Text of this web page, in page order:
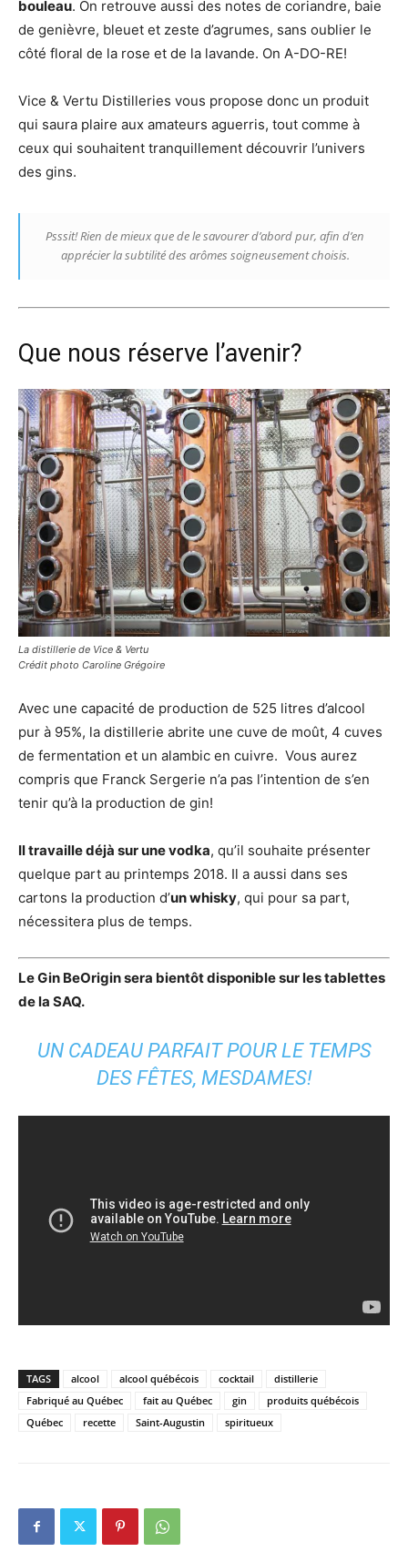
bouleau. On retrouve aussi des notes de coriandre, baie
de genièvre, bleuet et zeste d’agrumes, sans oublier le
côté floral de la rose et de la lavande. On A-DO-RE!
Vice & Vertu Distilleries vous propose donc un produit
qui saura plaire aux amateurs aguerris, tout comme à
ceux qui souhaitent tranquillement découvrir l’univers
des gins.
Psssit! Rien de mieux que de le savourer d’abord pur, afin d’en
apprécier la subtilité des arômes soigneusement choisis.
Que nous réserve l’avenir?
La distillerie de Vice & Vertu
Crédit photo Caroline Grégoire
Avec une capacité de production de 525 litres d’alcool
pur à 95%, la distillerie abrite une cuve de moût, 4 cuves
de fermentation et un alambic en cuivre. Vous aurez
compris que Franck Sergerie n’a pas l’intention de s’en
tenir qu’à la production de gin!
Il travaille déjà sur une vodka, qu’il souhaite présenter
quelque part au printemps 2018. Il a aussi dans ses
cartons la production d’un whisky, qui pour sa part,
nécessitera plus de temps.
Le Gin BeOrigin sera bientôt disponible sur les tablettes
de la SAQ.
UN CADEAU PARFAIT POUR LE TEMPS
DES FÊTES, MESDAMES!
TAGS alcool alcool québécois cocktail
distillerie
Fabriqué au Québec
fait au Québec gin
produits québécois
Québec
recette Saint-Augustin spiritueux